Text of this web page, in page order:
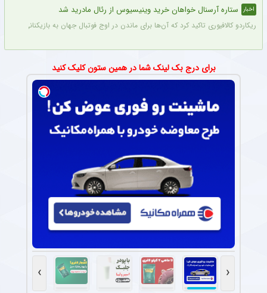
اخبار ستاره آرسنال خواهان خرید وینیسیوس از رئال مادرید شد
ریکاردو کالافیوری تاکید کرد که آن‌ها برای ماندن در اوج فوتبال جهان به بازیکنانی در
برای درج بک لینک شما در همین ستون کلیک کنید
‹
›